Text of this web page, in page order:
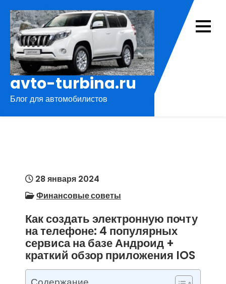
содержимому
avto-turbina.ru
Блог для автомобилистов
28 января 2024
Финансовые советы
Как создать электронную почту
на телефоне: 4 популярных
сервиса на базе Андроид +
краткий обзор приложения IOS